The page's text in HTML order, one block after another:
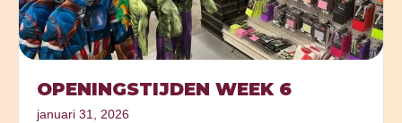
OPENINGSTIJDEN WEEK 6
januari 31, 2026